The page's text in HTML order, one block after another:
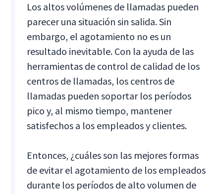
Los altos volúmenes de llamadas pueden
parecer una situación sin salida. Sin
embargo, el agotamiento no es un
resultado inevitable. Con la ayuda de las
herramientas de control de calidad de los
centros de llamadas, los centros de
llamadas pueden soportar los períodos
pico y, al mismo tiempo, mantener
satisfechos a los empleados y clientes.
Entonces, ¿cuáles son las mejores formas
de evitar el agotamiento de los empleados
durante los períodos de alto volumen de